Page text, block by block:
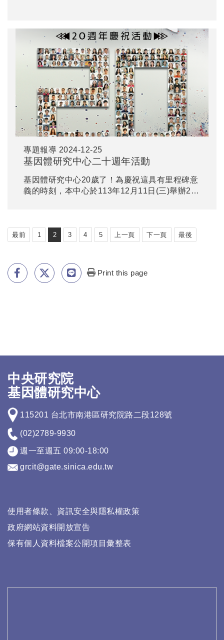
專題報導 2024-12-25
基因體研究中心二十週年活動
基因體研究中心20歲了！為慶祝這具有里程碑意
義的時刻，本中心於113年12月11日(三)舉辦20
最前 1 2 3 4 5 上一頁 下一頁 最後
Print this page
中央研究院
基因體研究中心
115201 台北市南港區研究院路二段128號
(02)2789-9930
週一至週五 09:00-18:00
grcit@gate.sinica.edu.tw
使用者條款、資訊安全與隱私權政策
政府網站資料開放宣告
保有個人資料檔案公開項目彙整表